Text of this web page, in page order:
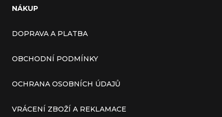
NÁKUP
DOPRAVA A PLATBA
OBCHODNÍ PODMÍNKY
OCHRANA OSOBNÍCH ÚDAJŮ
VRÁCENÍ ZBOŽÍ A REKLAMACE